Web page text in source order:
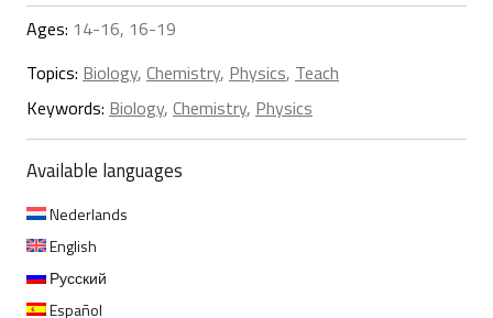
Ages: 14-16, 16-19
Topics: Biology, Chemistry, Physics, Teach
Keywords: Biology, Chemistry, Physics
Available languages
Nederlands
English
Русский
Español